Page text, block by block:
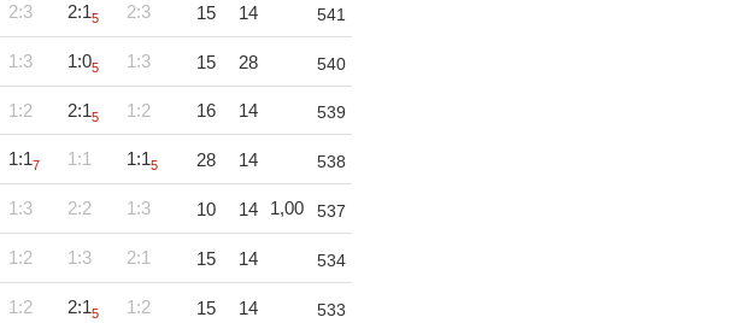
2:3 2:15 2:3 15 14 541
1:3 1:05 1:3 15 28 540
1:2 2:15 1:2 16 14 539
1:17 1:1 1:15 28 14 538
1:3 2:2 1:3 10 14 1,00 537
1:2 1:3 2:1 15 14 534
1:2 2:15 1:2 15 14 533